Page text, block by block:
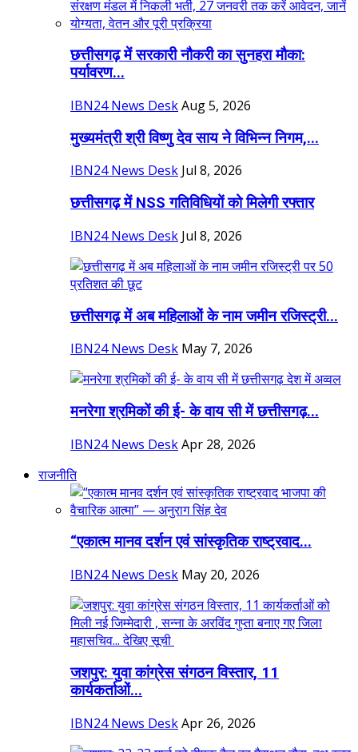
छत्तीसगढ़ में सरकारी नौकरी का सुनहरा मौका:
पर्यावरण...
IBN24 News DeskAug 5, 2026
मुख्यमंत्री श्री विष्णु देव साय ने विभिन्न निगम,...
IBN24 News Desk Jul 8, 2026
छत्तीसगढ़ में NSS गतिविधियों को मिलेगी रफ्तार
IBN24 News Desk Jul 8, 2026
छत्तीसगढ़ में अब महिलाओं के नाम जमीन रजिस्ट्री...
IBN24 News Desk May 7, 2026
मनरेगा श्रमिकों की ई- के वाय सी में छत्तीसगढ़...
IBN24 News DeskApr 28, 2026
राजनीति
“एकात्म मानव दर्शन एवं सांस्कृतिक राष्ट्रवाद...
IBN24 News Desk May 20, 2026
जशपुर: युवा कांग्रेस संगठन विस्तार, 11
कार्यकर्ताओं...
IBN24 News DeskApr 26, 2026